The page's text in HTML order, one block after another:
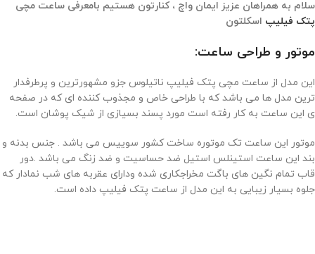
سلام به همراهان عزیز ایمان واچ ، کنارتون هستیم بامعرفی ساعت مچی
پتک فیلیپ اسکلتون
موتور و طراحی ساعت:
این مدل از ساعت مچی پتک فیلیپ ناتیلوس جزو مشهورترین و پرطرفدار
ترین مدل ها می باشد که با طراحی خاص و مجذوب کننده ای که در صفحه
ی این ساعت به کار رفته است مورد پسند بسیازی از شیک پوشان است.
موتور این ساعت تک موتوره ساخت کشور سوییس می باشد . جنس بدنه و
بند این ساعت استینلس استیل ضد حساسیت و ضد زنگ می باشد .دور
قاب تمام نگین های باگت مخراجکاری شده ودارای عقربه های شب نمادار که
جلوه بسیار زیبایی به این مدل از ساعت پتک فیلیپ داده است.